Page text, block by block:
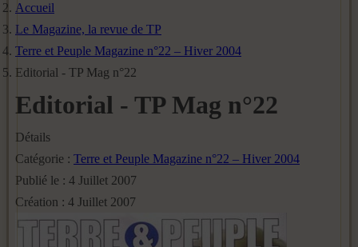
Accueil
Le Magazine, la revue de TP
Terre et Peuple Magazine n°22 – Hiver 2004
Editorial - TP Mag n°22
Editorial - TP Mag n°22
Détails
Catégorie : Terre et Peuple Magazine n°22 – Hiver 2004
Publié le : 4 Juillet 2007
Création : 4 Juillet 2007